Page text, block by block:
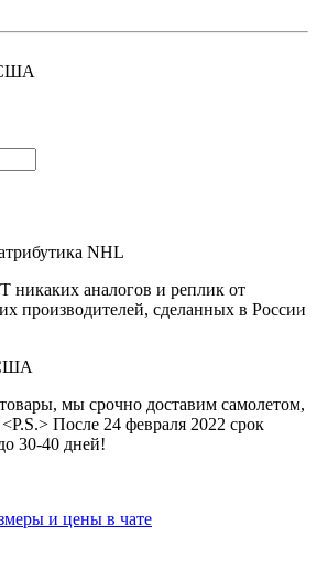
США
NHL
аналогов и реплик от
производителей, сделанных в России
мы срочно доставим самолетом,
После 24 февраля 2022 срок
30-40 дней!
и цены в чате